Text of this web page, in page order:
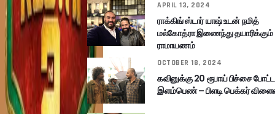
APRIL 13, 2024
ராக்கிங் ஸ்டார் யாஷ் உடன் நமித்
மல்கோத்ரா இணைந்து தயாரிக்கும்
ராமாயணம்
OCTOBER 18, 2024
கவினுக்கு 20 ரூபாய் பிச்சை போட்ட
இளம்பெண் – பிளடி பெக்கர்